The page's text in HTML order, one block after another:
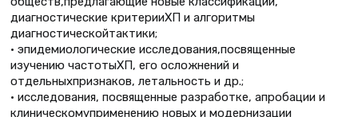
диагностические критерииХП и алгоритмы
диагностическойтактики;
• эпидемиологические исследования,посвященные
изучению частотыХП, его осложнений и
отдельныхпризнаков, летальность и др.;
• исследования, посвященные разработке, апробации и
клиническомуприменению новых и модернизации